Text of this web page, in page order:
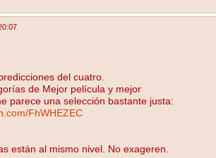
del cuatro.
de Mejor película y mejor
parece una selección bastante justa:
FhWHEZEC
están al mismo nivel. No exageren.